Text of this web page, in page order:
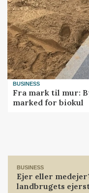
BUSINESS
Fra mark til mur:
marked for biokul
BUSINESS
Ejer eller
landbrugets